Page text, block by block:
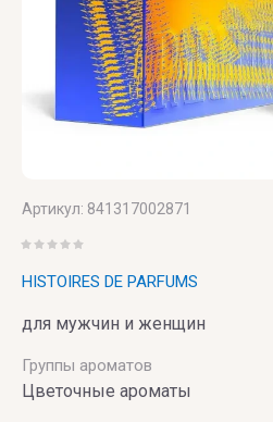
Артикул: 841317002871
HISTOIRES DE PARFUMS
для мужчин и женщин
Группы ароматов
Цветочные ароматы
VERONIQUE
GABAI
Versace
Secret
VIKTOR
PARFUMERIE